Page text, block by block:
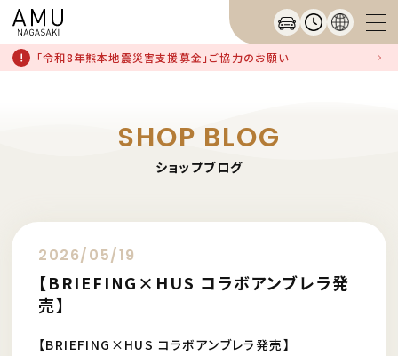
「令和8年熊本地震災害支援募金」ご協力のお願い
SHOP BLOG
ショップブログ
2026/05/19
【BRIEFING×HUS コラボアンブレラ発
売】
【BRIEFING×HUS コラボアンブレラ発売】